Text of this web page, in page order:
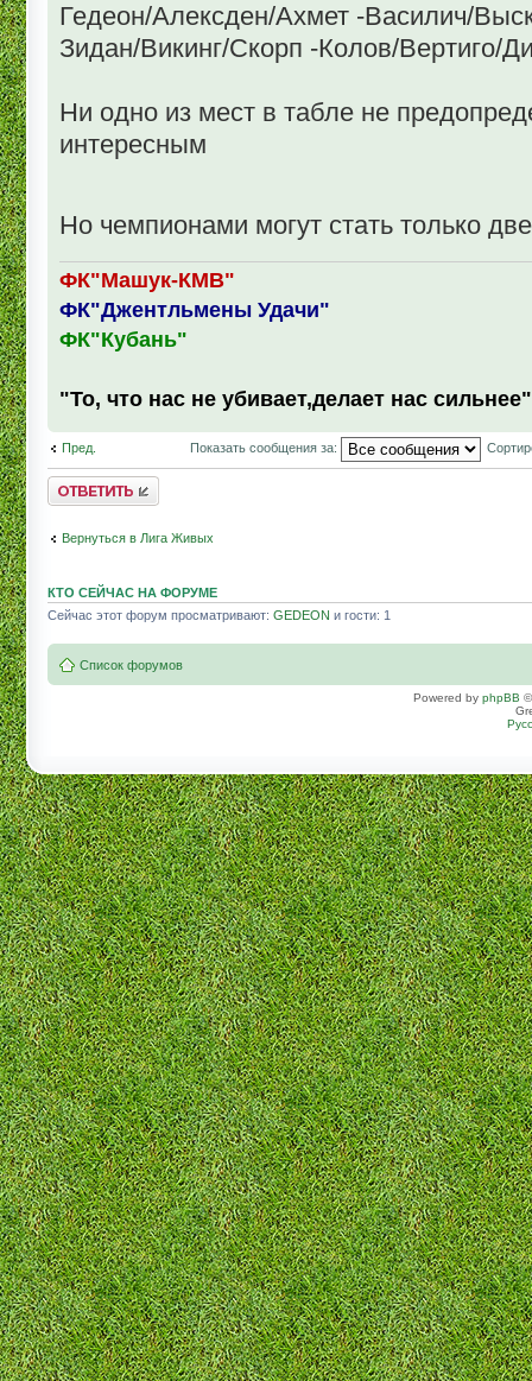
Гедеон/Алексден/Ахмет -Василич/
Зидан/Викинг/Скорп -Колов/Вертиго/
Ни одно из мест в табле не
интересным
Но чемпионами могут стать только
ФК"Машук-КМВ"
ФК"Джентльмены Удачи"
ФК"Кубань"
"То, что нас не убивает,делает нас сильнее"
Пред. Показать сообщения за:
Комментировать
Вернуться в Лига Живых
КТО СЕЙЧАС НА ФОРУМЕ
Сейчас этот форум просматривают: GEDEON и гости: 1
Список форумов
Powered by phpBB